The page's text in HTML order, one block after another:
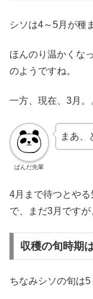
シソは4～5月が種
ほんのり温かくな
のようですね。
一方、現在、3月。
ぱんだ先輩
まあ、
4月まで待つとや
で、まだ3月ですが
収穫の旬時期
ちなみシソの旬は5